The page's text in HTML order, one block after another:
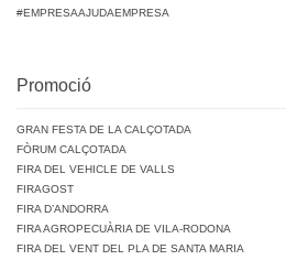
#EMPRESAAJUDAEMPRESA
Promoció
GRAN FESTA DE LA CALÇOTADA
FÒRUM CALÇOTADA
FIRA DEL VEHICLE DE VALLS
FIRAGOST
FIRA D’ANDORRA
FIRA AGROPECUÀRIA DE VILA-RODONA
FIRA DEL VENT DEL PLA DE SANTA MARIA